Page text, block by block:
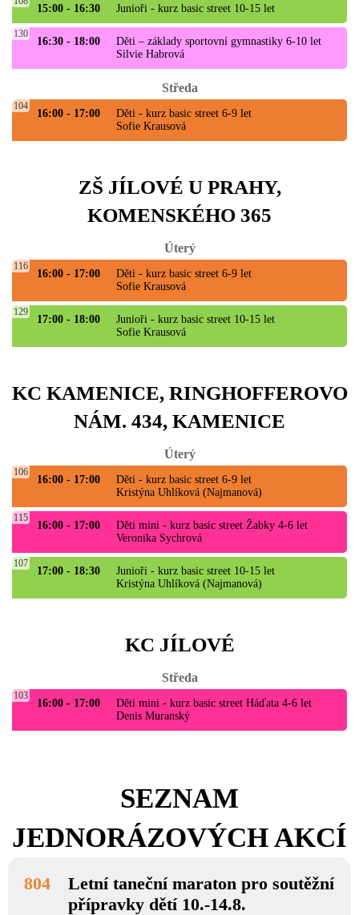
15:00 - 16:30 Junioři - kurz basic street 10-15 let
16:30 - 18:00
130
Děti – základy sportovní gymnastiky 6-10 let
Silvie Habrová
Středa
16:00 - 17:00
104
Děti - kurz basic street 6-9 let
Sofie Krausová
ZŠ JÍLOVÉ U PRAHY,
KOMENSKÉHO 365
Úterý
16:00 - 17:00
116
Děti - kurz basic street 6-9 let
Sofie Krausová
17:00 - 18:00
129
Junioři - kurz basic street 10-15 let
Sofie Krausová
KC KAMENICE, RINGHOFFEROVO
NÁM. 434, KAMENICE
Úterý
16:00 - 17:00
106
Děti - kurz basic street 6-9 let
Kristýna Uhlíková (Najmanová)
16:00 - 17:00
115
Děti mini - kurz basic street Žabky 4-6 let
Veronika Sychrová
17:00 - 18:30
107
Junioři - kurz basic street 10-15 let
Kristýna Uhlíková (Najmanová)
KC JÍLOVÉ
Středa
16:00 - 17:00
103
Děti mini - kurz basic street Háďata 4-6 let
Denis Muranský
SEZNAM
JEDNORÁZOVÝCH AKCÍ
804
Letní taneční maraton pro soutěžní
přípravky dětí 10.-14.8.